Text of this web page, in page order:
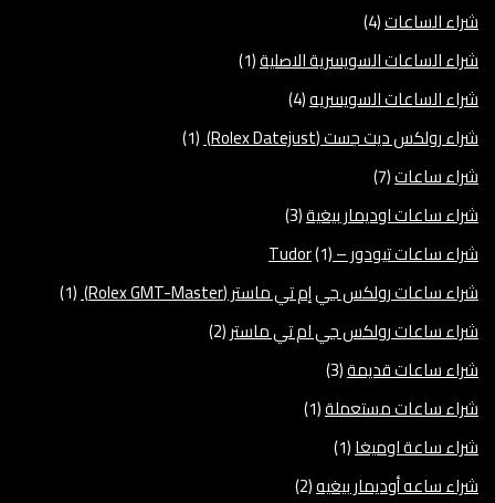
شراء الساعات(4)
شراء الساعات السويسرية الاصلية(1)
شراء الساعات السويسريه(4)
شراء رولكس ديت جست (Rolex Datejust)
(1)
شراء ساعات(7)
شراء ساعات اوديمار بيغية(3)
شراء ساعات تيودور – Tudor(1)
شراء ساعات رولكس جي إم تي ماستر (Rolex GMT-Master)
(1)
شراء ساعات رولكس جي ام تي ماستر(2)
شراء ساعات قديمة(3)
شراء ساعات مستعملة(1)
شراء ساعة اوميغا(1)
شراء ساعه أوديمار بيغيه(2)